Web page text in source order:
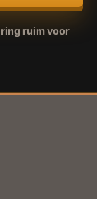
ruim voor